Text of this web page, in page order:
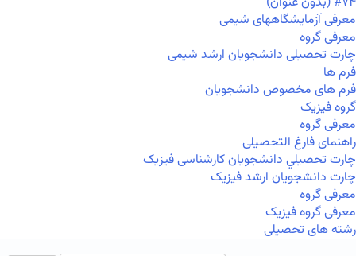
معرفی آزمایشگاههای شیمی
معرفی گروه
چارت تحصیلی دانشجویان ارشد شیمی
فرم ها
فرم های مخصوص دانشجویان
گروه فیزیک
معرفی گروه
راهنمای فارغ التحصیلی
چارت تحصيلي دانشجویان کارشناسی فیزیک
چارت دانشجویان ارشد فیزیک
معرفی گروه
معرفی گروه فیزیک
رشته های تحصیلی